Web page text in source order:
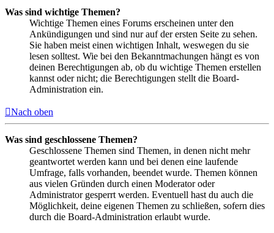
Was sind wichtige Themen?
Wichtige Themen eines Forums erscheinen unter den
Ankündigungen und sind nur auf der ersten Seite zu sehen.
Sie haben meist einen wichtigen Inhalt, weswegen du sie
lesen solltest. Wie bei den Bekanntmachungen hängt es von
deinen Berechtigungen ab, ob du wichtige Themen erstellen
kannst oder nicht; die Berechtigungen stellt die Board-
Administration ein.
Nach oben
Was sind geschlossene Themen?
Geschlossene Themen sind Themen, in denen nicht mehr
geantwortet werden kann und bei denen eine laufende
Umfrage, falls vorhanden, beendet wurde. Themen können
aus vielen Gründen durch einen Moderator oder
Administrator gesperrt werden. Eventuell hast du auch die
Möglichkeit, deine eigenen Themen zu schließen, sofern dies
durch die Board-Administration erlaubt wurde.